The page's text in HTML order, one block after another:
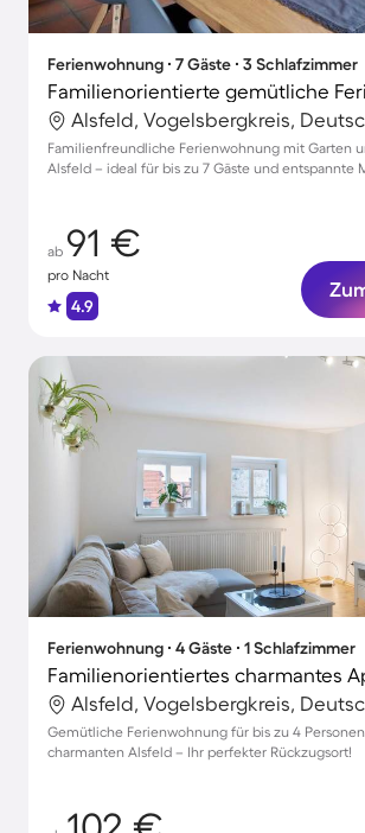
Ferienwohnung ∙ 7 Gäste ∙ 3 Schlafzimmer
Alsfeld, Vogelsbergkreis,
Familienfreundliche Ferienwohnung mit Garten
Alsfeld – ideal für bis zu 7 Gäste und entspannte
ab 91 €
pro Nacht
4.9
Ferienwohnung ∙ 4 Gäste ∙ 1 Schlafzimmer
Familienorientiertes charmantes
Alsfeld, Vogelsbergkreis,
Gemütliche Ferienwohnung für bis zu 4
charmanten Alsfeld – Ihr perfekter Rückzugsort!